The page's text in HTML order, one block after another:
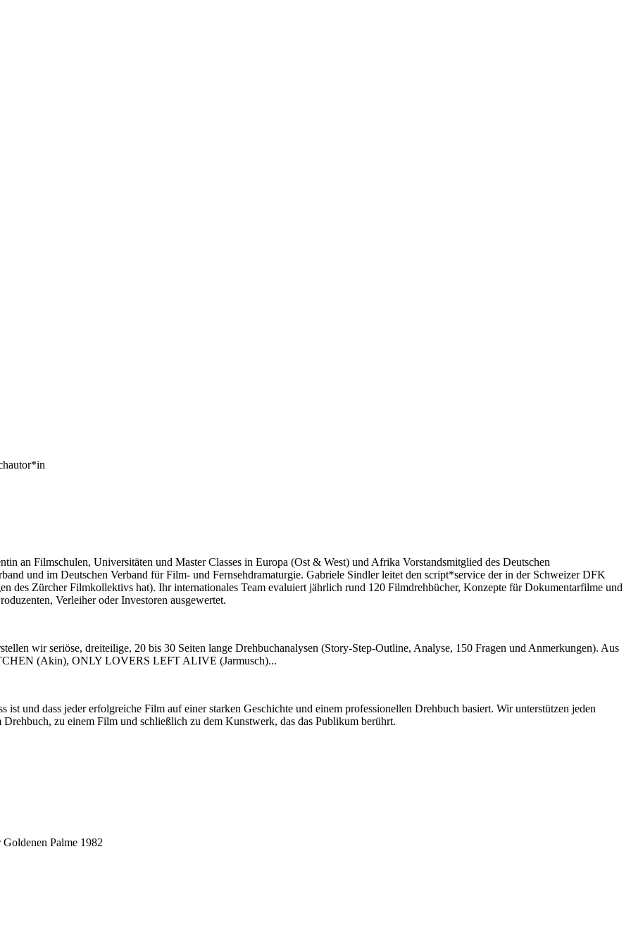
an Filmschulen, Universitäten und Master Classes in Europa (Ost & West) und Afrika Vorstandsmitglied des Deutschen
und im Deutschen Verband für Film- und Fernsehdramaturgie. Gabriele Sindler leitet den script*service der in der Schweizer DFK
des Zürcher Filmkollektivs hat). Ihr internationales Team evaluiert jährlich rund 120 Filmdrehbücher, Konzepte für Dokumentarfilme und
Verleiher oder Investoren ausgewertet.
wir seriöse, dreiteilige, 20 bis 30 Seiten lange Drehbuchanalysen (Story-Step-Outline, Analyse, 150 Fragen und Anmerkungen). Aus
(Akin), ONLY LOVERS LEFT ALIVE (Jarmusch)...
und dass jeder erfolgreiche Film auf einer starken Geschichte und einem professionellen Drehbuch basiert. Wir unterstützen jeden
zu einem Film und schließlich zu dem Kunstwerk, das das Publikum berührt.
Palme 1982